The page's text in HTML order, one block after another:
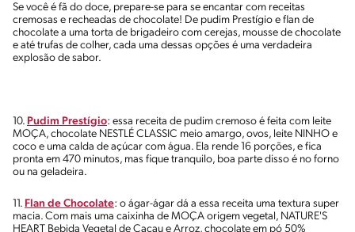
Se você é fã do doce, prepare-se para se encantar com receitas
cremosas e recheadas de chocolate! De pudim Prestígio e flan de
chocolate a uma torta de brigadeiro com cerejas, mousse de chocolate
e até trufas de colher, cada uma dessas opções é uma verdadeira
explosão de sabor.
10. Pudim Prestígio: essa receita de pudim cremoso é feita com leite
MOÇA, chocolate NESTLÉ CLASSIC meio amargo, ovos, leite NINHO e
coco e uma calda de açúcar com água. Ela rende 16 porções, e fica
pronta em 470 minutos, mas fique tranquilo, boa parte disso é no forno
ou na geladeira.
11. Flan de Chocolate: o ágar-ágar dá a essa receita uma textura super
macia. Com mais uma caixinha de MOÇA origem vegetal, NATURE'S
HEART Bebida Vegetal de Cacau e Arroz, chocolate em pó 50%